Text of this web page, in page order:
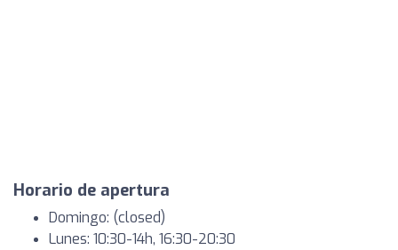
Horario de apertura
Domingo: (closed)
Lunes: 10:30-14h, 16:30-20:30